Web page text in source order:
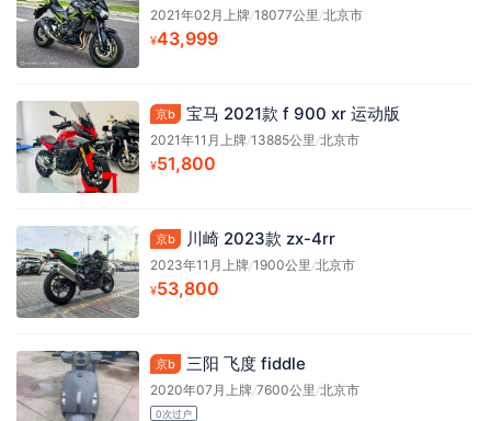
2021年02月上牌/18077公里 /北京市
¥43,999
京b 宝马 2021款 f 900 xr 运动版
2021年11月上牌/13885公里 /北京市
¥51,800
京b 川崎 2023款 zx-4rr
2023年11月上牌/1900公里 /北京市
¥53,800
京b 三阳 飞度 fiddle
2020年07月上牌/7600公里 /北京市
0次过户